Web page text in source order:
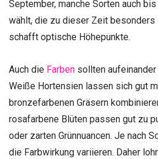
September, manche Sorten auch
wählt, die zu dieser Zeit besonders
schafft optische Höhepunkte.
Auch die Farben sollten
Weiße Hortensien lassen sich gut
bronzefarbenen Gräsern
rosafarbene Blüten passen gut zu
oder zarten Grünnuancen. Je nach
die Farbwirkung variieren. Daher